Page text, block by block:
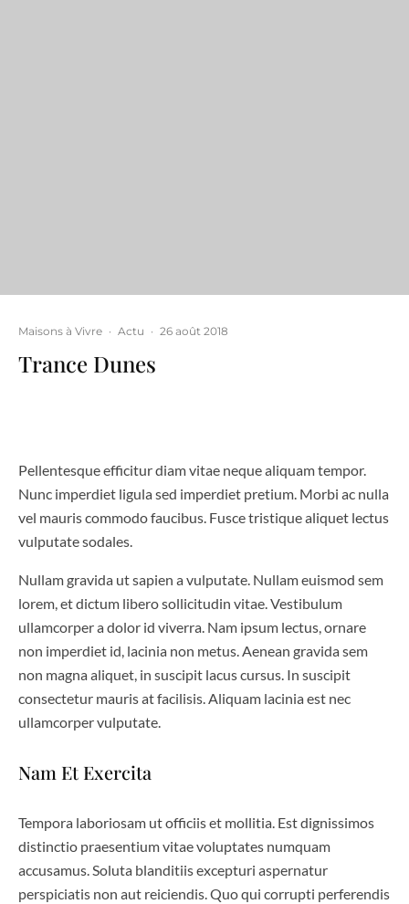
Maisons à Vivre · Actu · 26 août 2018
Trance Dunes
Pellentesque efficitur diam vitae neque aliquam tempor.
Nunc imperdiet ligula sed imperdiet pretium. Morbi ac nulla
vel mauris commodo faucibus. Fusce tristique aliquet lectus
vulputate sodales.
Nullam gravida ut sapien a vulputate. Nullam euismod sem
lorem, et dictum libero sollicitudin vitae. Vestibulum
ullamcorper a dolor id viverra. Nam ipsum lectus, ornare
non imperdiet id, lacinia non metus. Aenean gravida sem
non magna aliquet, in suscipit lacus cursus. In suscipit
consectetur mauris at facilisis. Aliquam lacinia est nec
ullamcorper vulputate.
Nam Et Exercita
Tempora laboriosam ut officiis et mollitia. Est dignissimos
distinctio praesentium vitae voluptates numquam
accusamus. Soluta blanditiis excepturi aspernatur
perspiciatis non aut reiciendis. Quo qui corrupti perferendis